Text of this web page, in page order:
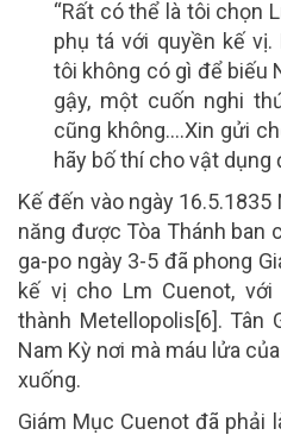
“Rất có thể là tôi chọn
phụ tá với quyền kế
tôi không có gì để biếu
gậy, một cuốn nghi
cũng không….Xin gửi
hãy bố thí cho vật dụng
Kế đến vào ngày 16.5.1835
năng được Tòa Thánh ban
ga-po ngày 3-5 đã phong
kế vị cho Lm Cuenot,
thành Metellopolis[6]. Tân
Nam Kỳ nơi mà máu lửa
xuống.
Giám Mục Cuenot đã phải